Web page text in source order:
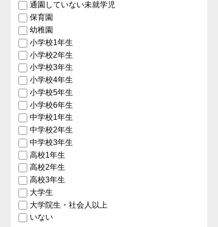
通園していない未就学児
保育園
幼稚園
小学校1年生
小学校2年生
小学校3年生
小学校4年生
小学校5年生
小学校6年生
中学校1年生
中学校2年生
中学校3年生
高校1年生
高校2年生
高校3年生
大学生
大学院生・社会人以上
いない